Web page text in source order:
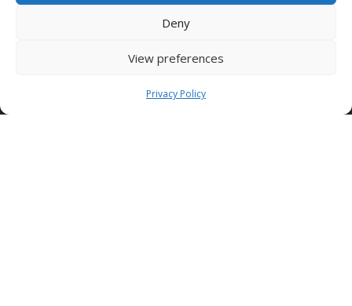
Deny
View preferences
Privacy Policy
Condor Gulf DWC LLC
Dubai Investment Park DUBAI – UAE
Tel. +971 (0)4 8239037 ext 137